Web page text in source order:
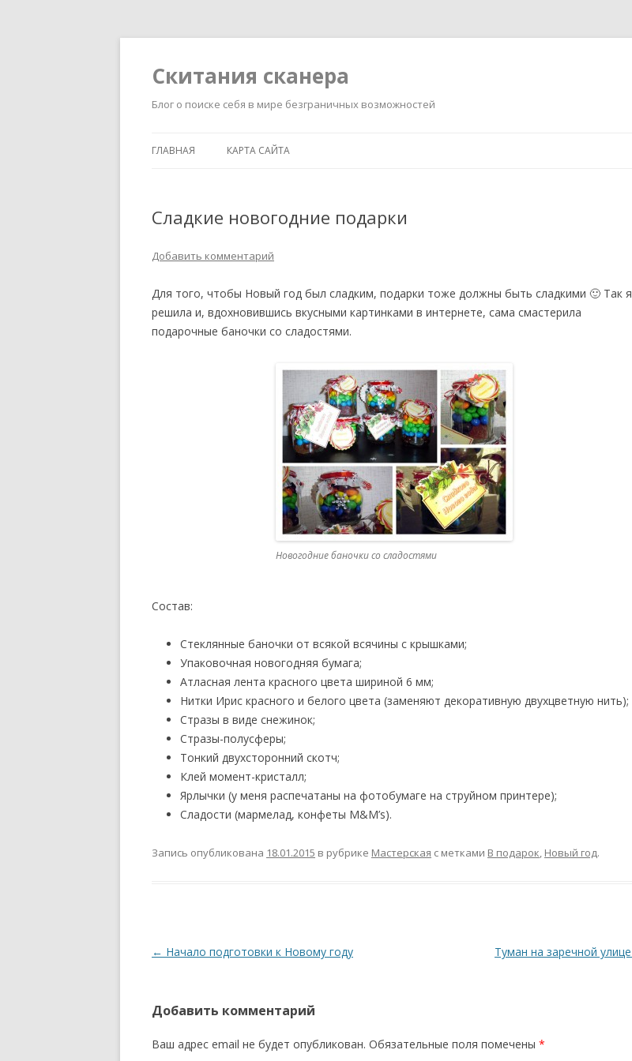
Скитания сканера
Блог о поиске себя в мире безграничных возможностей
ГЛАВНАЯ КАРТА САЙТА
Сладкие новогодние подарки
Добавить комментарий
Для того, чтобы Новый год был сладким, подарки тоже должны быть сладкими 🙂 Так я
решила и, вдохновившись вкусными картинками в интернете, сама смастерила
подарочные баночки со сладостями.
Новогодние баночки со сладостями
Состав:
Стеклянные баночки от всякой всячины с крышками;
Упаковочная новогодняя бумага;
Атласная лента красного цвета шириной 6 мм;
Нитки Ирис красного и белого цвета (заменяют декоративную двухцветную нить);
Стразы в виде снежинок;
Стразы-полусферы;
Тонкий двухсторонний скотч;
Клей момент-кристалл;
Ярлычки (у меня распечатаны на фотобумаге на струйном принтере);
Сладости (мармелад, конфеты M&M’s).
Запись опубликована 18.01.2015 в рубрике Мастерская с метками В подарок, Новый год.
Н
и
г
← Начало подготовки к Новому году Туман на заречной улице
Добавить комментарий
Ваш адрес email не будет опубликован. Обязательные поля помечены *